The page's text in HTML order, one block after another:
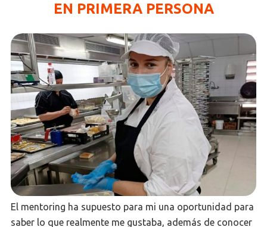
EN PRIMERA PERSONA
El mentoring ha supuesto para mi una oportunidad para
saber lo que realmente me gustaba, además de conocer